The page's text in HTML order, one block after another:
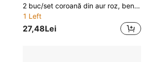
2 buc/set coroană din aur roz, bentiță/pieptene de păr din epoca aurului roz, accesoriu de păr cu coroană de cristal pentru a 13-a, 16-a, 18-a, 21-a, 30-a, 40-a, 50-a, 60-a, 70-a aniversare, decorațiuni pentru petrecere de Crăciun
1 Left
27,48Lei